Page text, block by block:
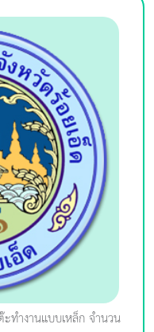
ทำงานแบบเหล็ก จำนวน